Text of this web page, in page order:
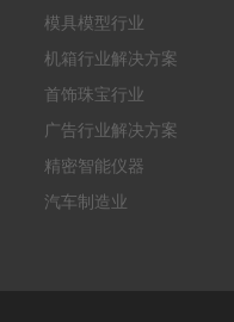
模具模型行业
机箱行业解决方案
首饰珠宝行业
广告行业解决方案
精密智能仪器
汽车制造业